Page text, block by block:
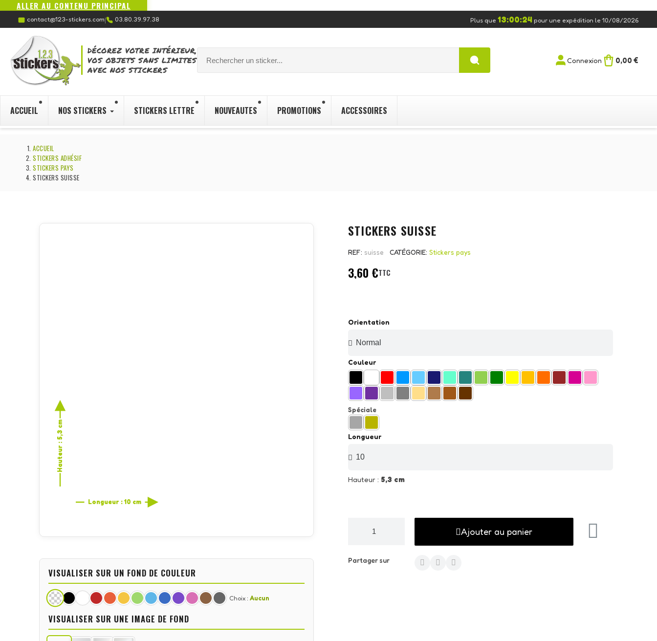
ALLER AU CONTENU PRINCIPAL
contact@123-stickers.com| 03.80.39.97.38 Plus que 13:00:23 pour une expédition le 10/08/2026
DÉCOREZ VOTRE INTÉRIEUR,
VOS OBJETS SANS LIMITES
AVEC NOS STICKERS
Connexion 0,00 €
ACCUEIL NOS STICKERS STICKERS LETTRE NOUVEAUTES PROMOTIONS ACCESSOIRES
ACCUEIL
STICKERS ADHÉSIF
STICKERS PAYS
STICKERS SUISSE
Hauteur : 5,3 cm
Longueur : 10 cm
VISUALISER SUR UN FOND DE COULEUR
Choix : Aucun
VISUALISER SUR UNE IMAGE DE FOND
STICKERS SUISSE
REF suisse CATÉGORIE Stickers pays
3,60 €TTC
Orientation
Couleur
Spéciale
Longueur
Hauteur : 5,3 cm
Ajouter au panier
Partager sur